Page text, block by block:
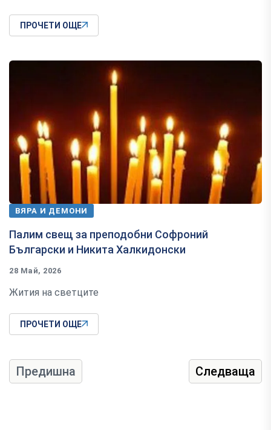
ПРОЧЕТИ ОЩЕ
ВЯРА И ДЕМОНИ
Палим свещ за преподобни Софроний
Български и Никита Халкидонски
28 Май, 2026
Жития на светците
ПРОЧЕТИ ОЩЕ
Предишна Следваща